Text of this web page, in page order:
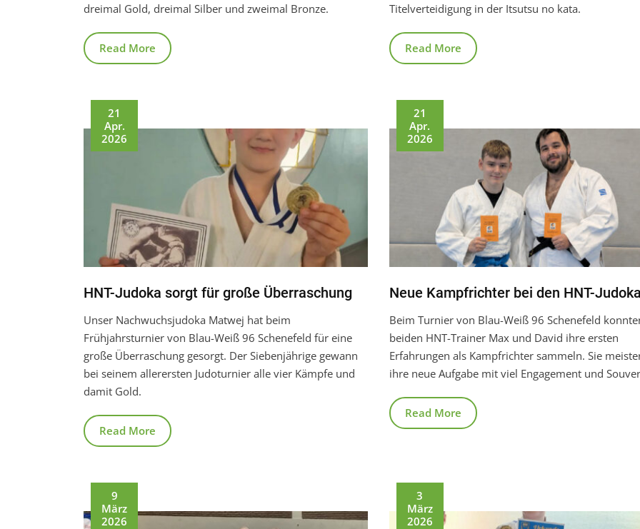
dreimal Gold, dreimal Silber und zweimal Bronze.
Read More
Titelverteidigung in der Itsutsu no kata.
Read More
21
Apr.
2026
HNT-Judoka sorgt für große Überraschung
Unser Nachwuchsjudoka Matwej hat beim
Frühjahrsturnier von Blau-Weiß 96 Schenefeld für eine
große Überraschung gesorgt. Der Siebenjährige gewann
bei seinem allerersten Judoturnier alle vier Kämpfe und
damit Gold.
Read More
21
Apr.
2026
Neue Kampfrichter bei den HNT-
Beim Turnier von Blau-Weiß 96 Schenefeld
beiden HNT-Trainer Max und David ihre ersten
Erfahrungen als Kampfrichter sammeln. Sie
ihre neue Aufgabe mit viel Engagement und
Read More
9
März
2026
3
März
2026